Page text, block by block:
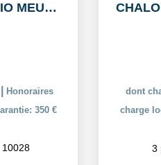
FAGNIERES : A LOUER STUDIO MEUBLÉ
Honoraires
350 €
10028
dont
charge
3